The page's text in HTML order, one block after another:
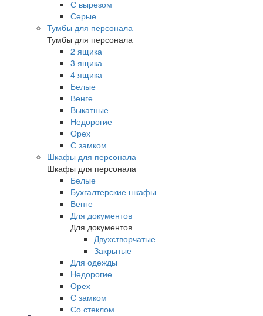
С вырезом
Серые
Тумбы для персонала
Тумбы для персонала
2 ящика
3 ящика
4 ящика
Белые
Венге
Выкатные
Недорогие
Орех
С замком
Шкафы для персонала
Шкафы для персонала
Белые
Бухгалтерские шкафы
Венге
Для документов
Для документов
Двухстворчатые
Закрытые
Для одежды
Недорогие
Орех
С замком
Со стеклом